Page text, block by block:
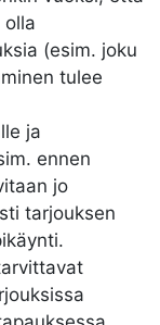
olla
(esim. joku
tulee
ja
ennen
jo
tarjouksen